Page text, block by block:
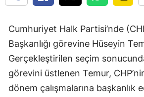
Cumhuriyet Halk Partisi’nde
Başkanlığı görevine Hüseyin
Gerçekleştirilen seçim
görevini üstlenen Temur,
dönem çalışmalarına başkanlık